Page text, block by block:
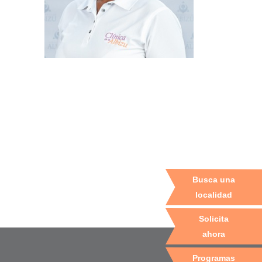
Busca una
localidad
Solicita
ahora
Programas